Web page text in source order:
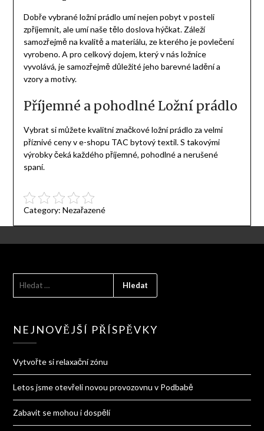
Dobře vybrané ložní prádlo umí nejen pobyt v posteli
zpříjemnit, ale umí naše tělo doslova hýčkat. Záleží
samozřejmě na kvalitě a materiálu, ze kterého je povlečení
vyrobeno. A pro celkový dojem, který v nás ložnice
vyvolává, je samozřejmě důležité jeho barevné ladění a
vzory a motivy.
Příjemné a pohodlné Ložní prádlo
Vybrat si můžete kvalitní značkovéložní prádlo za velmi
příznivé ceny v e-shopu TAC bytový textil. S takovými
výrobky čeká každého příjemné, pohodlné a nerušené
spaní.
Category: Nezařazené
NEJNOVĚJŠÍ PŘÍSPĚVKY
Vytvořte si relaxační zónu
Letos jsme otevřeli novou provozovnu v Podbabě
Zabavit se mohou i dospělí